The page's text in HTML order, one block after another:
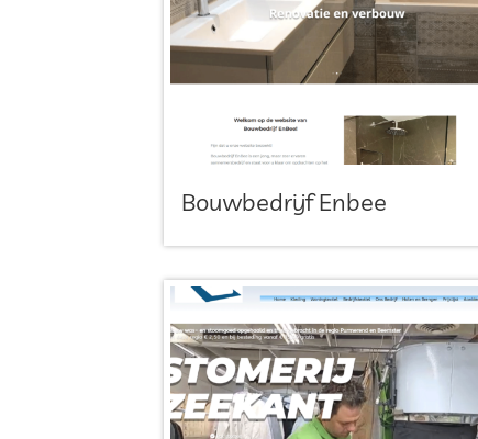
Bouwbedrijf Enbee